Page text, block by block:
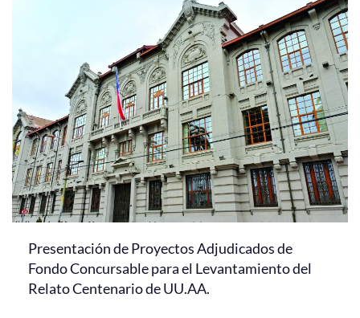
Presentación de Proyectos Adjudicados de
Fondo Concursable para el Levantamiento del
Relato Centenario de UU.AA.